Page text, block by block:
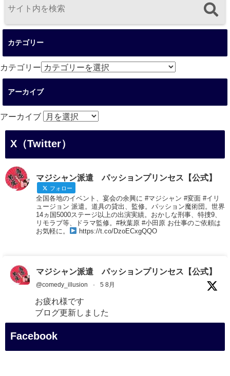
カテゴリー
カテゴリー
アーカイブ
アーカイブ
X（Twitter）
マジシャン派遣 パッションプリンセス【公式】
フォロー
全国各地のイベント、宴会の余興に #マジシャン #変面 #イリ
ュージョン 派遣。道具の貸出、監修。パッション魔術団。世界
14ヵ国5000ステージ以上の出演実績。おかしな刑事、特捜9、
リモラブ等、ドラマ監修。#秋葉原 #小田原 お仕事のご依頼は
お気軽に。
https://t.co/DzoECxgQQO
マジシャン派遣 パッションプリンセス【公式】
@comedy_illusion · 5 8月
お疲れ様です
ブログ更新しました
「マジシャン和歌山旅 白浜町・三段壁展望台」
Facebook